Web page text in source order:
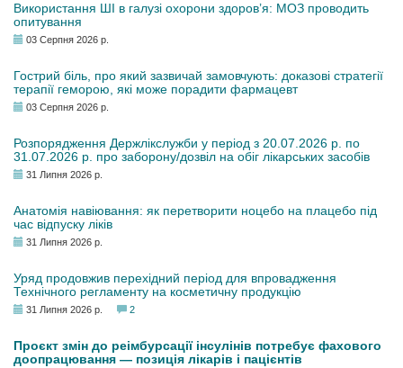
Використання ШІ в галузі охорони здоров’я: МОЗ проводить
опитування
03 Серпня 2026 р.
Гострий біль, про який зазвичай замовчують: доказові стратегії
терапії геморою, які може порадити фармацевт
03 Серпня 2026 р.
Розпорядження Держлікслужби у період з 20.07.2026 р. по
31.07.2026 р. про заборону/дозвіл на обіг лікарських засобів
31 Липня 2026 р.
Анатомія навіювання: як перетворити ноцебо на плацебо під
час відпуску ліків
31 Липня 2026 р.
Уряд продовжив перехідний період для впровадження
Технічного регламенту на косметичну продукцію
31 Липня 2026 р. 2
Проєкт змін до реімбурсації інсулінів потребує фахового
доопрацювання — позиція лікарів і пацієнтів